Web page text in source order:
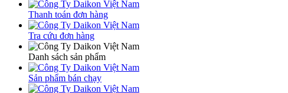
Thanh toán đơn hàng
Tra cứu đơn hàng
Danh sách sản phẩm
Sản phẩm bán chạy